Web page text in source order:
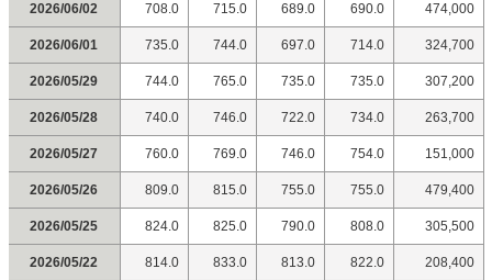
2026/06/02 708.0 715.0 689.0 690.0 474,000
2026/06/01 735.0 744.0 697.0 714.0 324,700
2026/05/29 744.0 765.0 735.0 735.0 307,200
2026/05/28 740.0 746.0 722.0 734.0 263,700
2026/05/27 760.0 769.0 746.0 754.0 151,000
2026/05/26 809.0 815.0 755.0 755.0 479,400
2026/05/25 824.0 825.0 790.0 808.0 305,500
2026/05/22 814.0 833.0 813.0 822.0 208,400